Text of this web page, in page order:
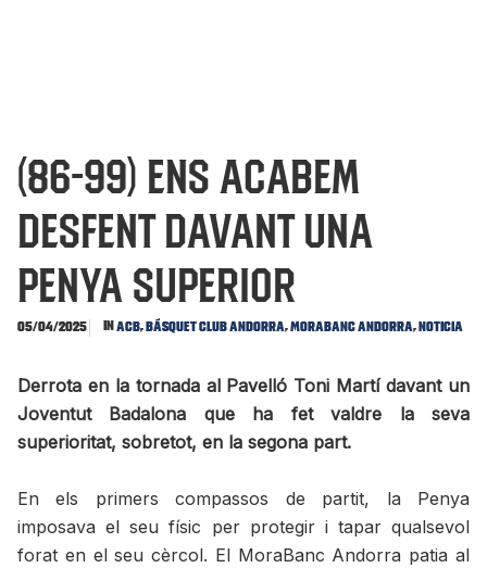
(86-99) Ens acabem
desfent davant una
Penya superior
05/04/2025 InACB,Básquet Club Andorra,MoraBanc Andorra,Noticia
Derrota en la tornada al Pavelló Toni Martí davant un
Joventut Badalona que ha fet valdre la seva
superioritat, sobretot, en la segona part.
En els primers compassos de partit, la Penya
imposava el seu físic per protegir i tapar qualsevol
forat en el seu cèrcol. El MoraBanc Andorra patia al